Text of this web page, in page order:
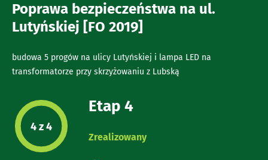
Poprawa bezpieczeństwa na ul.
Lutyńskiej [FO 2019]
budowa 5 progów na ulicy Lutyńskiej i lampa LED na
transformatorze przy skrzyżowaniu z Lubską
Etap projektu:
4 z 4
Etap 4
Zrealizowany